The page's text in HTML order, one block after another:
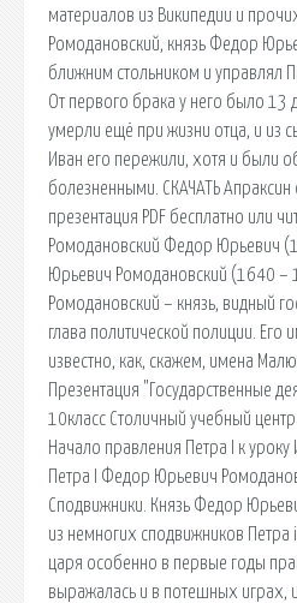
материалов из Википедии и
Ромодановский, князь Федор
ближним стольником и управлял
От первого брака у него было 13
умерли ещё при жизни отца, и из
Иван его пережили, хотя и были
болезненными. СКАЧАТЬ
презентация PDF бесплатно или
Ромодановский Федор Юрьевич
Юрьевич Ромодановский (1640
Ромодановский – князь, видный
глава политической полиции. Его
известно, как, скажем, имена
Презентация "Государственные
10класс Столичный учебный
Начало правления Петра I к
Петра I Федор Юрьевич
Сподвижники. Князь Федор
из немногих сподвижников
царя особенно в первые годы
выражалась и в потешных играх,